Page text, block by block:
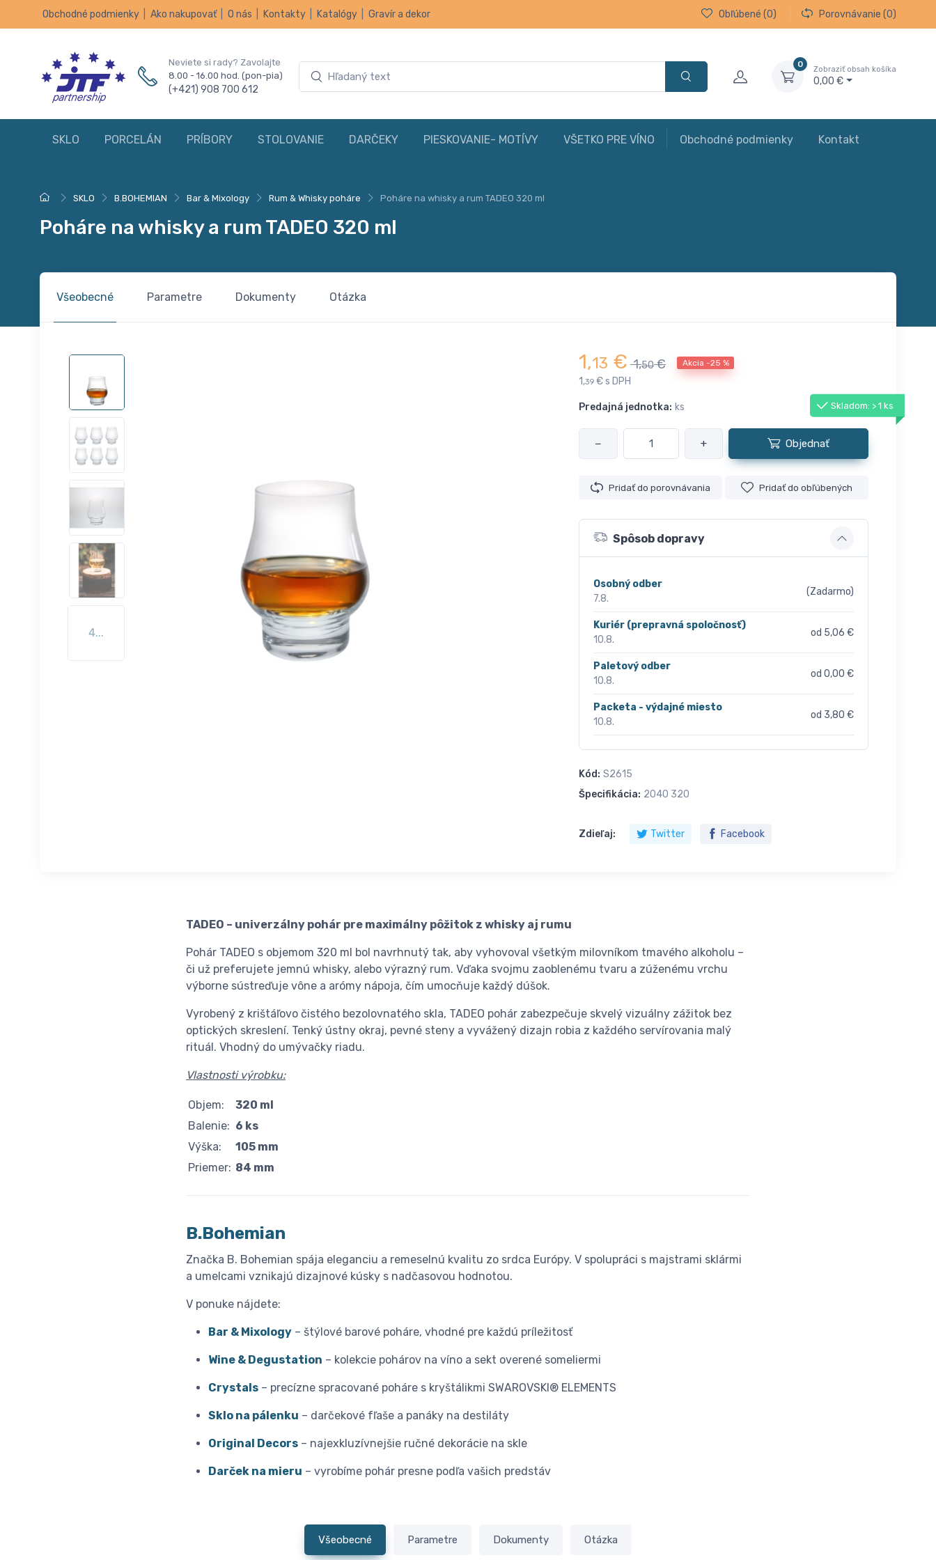
Obchodné podmienky Ako nakupovať O nás Kontakty Katalógy Gravír a dekor Obľúbené (0) Porovnávanie (0)
Neviete si rady? Zavolajte
8.00 - 16.00 hod. (pon-pia)
(+421) 908 700 612
0
Zobraziť obsah košíka
0,00 €
SKLO PORCELÁN PRÍBORY STOLOVANIE DARČEKY PIESKOVANIE- MOTÍVY VŠETKO PRE VÍNO Obchodné podmienky Kontakt
SKLO B.BOHEMIAN Bar & Mixology Rum & Whisky poháre Poháre na whisky a rum TADEO 320 ml
Poháre na whisky a rum TADEO 320 ml
Všeobecné Parametre Dokumenty Otázka
4...
1,13 € 1,50€ Akcia -25 %
1,39 € s DPH
Predajná jednotka: ks Skladom: > 1 ks
− + Objednať
Pridať do porovnávania Pridať do obľúbených
Spôsob dopravy
Osobný odber
7.8.
(Zadarmo)
Kuriér (prepravná spoločnosť)
10.8.
od 5,06 €
Paletový odber
10.8.
od 0,00 €
Packeta - výdajné miesto
10.8.
od 3,80 €
Kód: S2615
Špecifikácia: 2040 320
Zdieľaj: Twitter Facebook
TADEO – univerzálny pohár pre maximálny pôžitok z whisky aj rumu
Pohár TADEO s objemom 320 ml bol navrhnutý tak, aby vyhovoval všetkým milovníkom tmavého alkoholu –
či už preferujete jemnú whisky, alebo výrazný rum. Vďaka svojmu zaoblenému tvaru a zúženému vrchu
výborne sústreďuje vône a arómy nápoja, čím umocňuje každý dúšok.
Vyrobený z krištáľovo čistého bezolovnatého skla, TADEO pohár zabezpečuje skvelý vizuálny zážitok bez
optických skreslení. Tenký ústny okraj, pevné steny a vyvážený dizajn robia z každého servírovania malý
rituál. Vhodný do umývačky riadu.
Vlastnosti výrobku:
Objem:
320 ml
Balenie: 6 ks
Výška:
105 mm
Priemer: 84 mm
B.Bohemian
Značka B. Bohemian spája eleganciu a remeselnú kvalitu zo srdca Európy. V spolupráci s majstrami sklármi
a umelcami vznikajú dizajnové kúsky s nadčasovou hodnotou.
V ponuke nájdete:
Bar & Mixology – štýlové barové poháre, vhodné pre každú príležitosť
Wine & Degustation – kolekcie pohárov na víno a sekt overené someliermi
Crystals – precízne spracované poháre s kryštálikmi SWAROVSKI® ELEMENTS
Sklo na pálenku – darčekové fľaše a panáky na destiláty
Original Decors – najexkluzívnejšie ručné dekorácie na skle
Darček na mieru – vyrobíme pohár presne podľa vašich predstáv
Všeobecné Parametre Dokumenty Otázka